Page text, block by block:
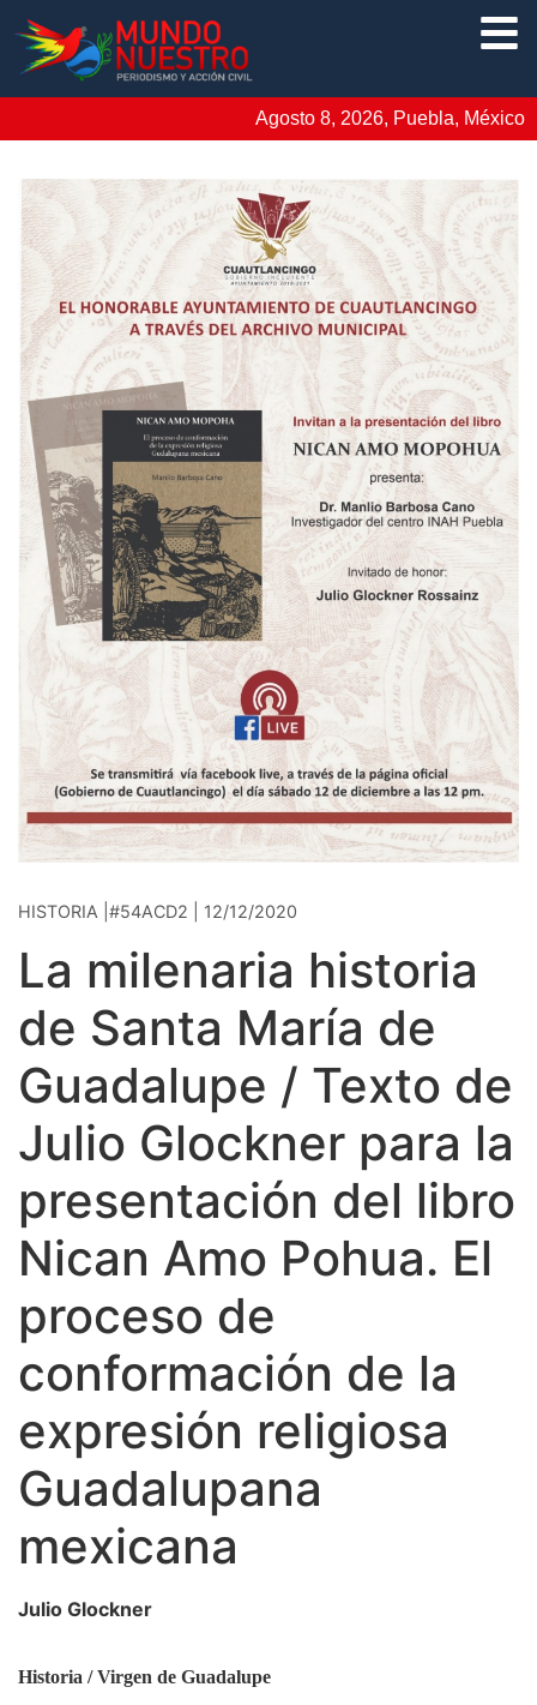
Agosto 8, 2026, Puebla, México
HISTORIA |#54ACD2 | 12/12/2020
La milenaria historia
de Santa María de
Guadalupe / Texto de
Julio Glockner para la
presentación del libro
Nican Amo Pohua. El
proceso de
conformación de la
expresión religiosa
Guadalupana
mexicana
Julio Glockner
Historia / Virgen de Guadalupe